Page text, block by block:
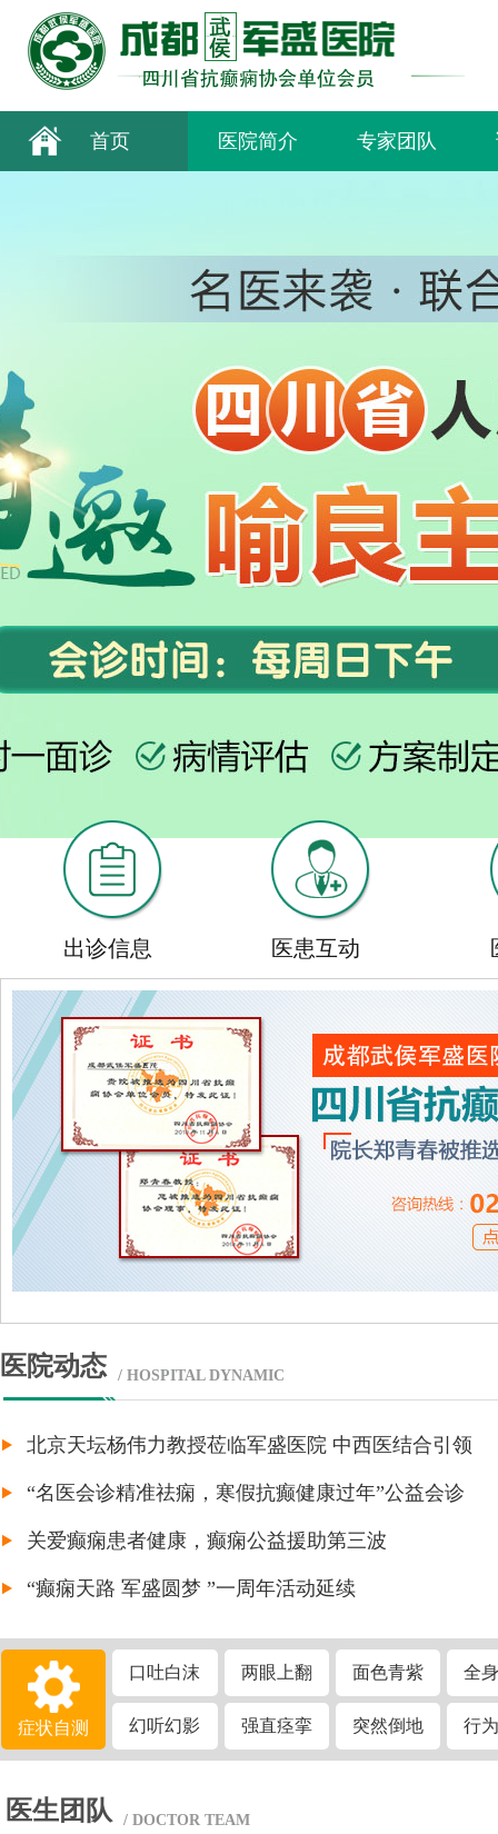
首页 医院简介 专家团队
出诊信息 医患互动
医院动态 / HOSPITAL DYNAMIC
北京天坛杨伟力教授莅临军盛医院 中西医结合引领
“名医会诊精准祛痫，寒假抗癫健康过年”公益会诊
关爱癫痫患者健康，癫痫公益援助第三波
“癫痫天路 军盛圆梦 ”一周年活动延续
症状自测
口吐白沫 两眼上翻 面色青紫 全
幻听幻影 强直痉挛 突然倒地 行
医生团队 / DOCTOR TEAM